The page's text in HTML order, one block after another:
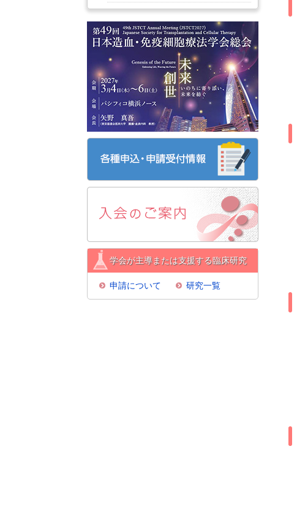
学会が主導または支援する臨床研究
申請について 研究一覧